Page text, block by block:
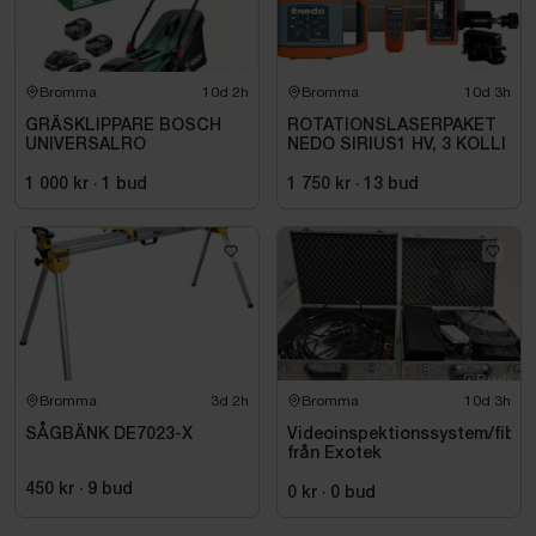
Guided alignment and auto-shoot: once focus is
done, measurement starts automatically.
Automatic pupil size measurement in scotopic and
Tilting and swiveling screen to operate both in
Can be easily connected to the APH 550
automatic refractor for an automatic transmission
of objective refraction data
Bromma 10d 2h
GRÄSKLIPPARE BOSCH
UNIVERSALRO
1 000 kr · 1 bud
Bromma 10d 3h
ROTATIONSLASERPAKET
NEDO SIRIUS1 HV, 3 KOLLI
1 750 kr · 13 bud
Bromma 3d 2h
SÅGBÄNK DE7023-X
450 kr · 9 bud
Bromma 10d 3h
Videoinspektionssystem/
från Exotek
0 kr · 0 bud